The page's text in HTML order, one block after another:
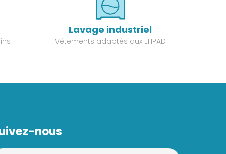
Lavage industriel
Vêtements adaptés aux EHPAD
nous